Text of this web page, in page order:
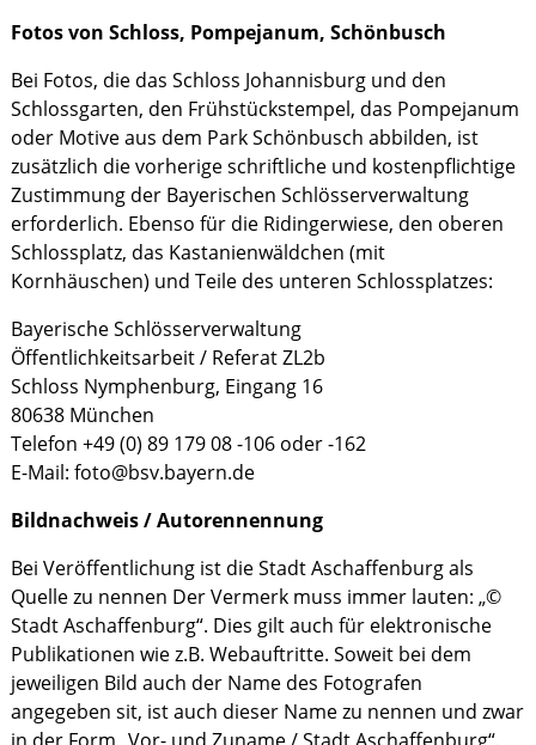
Fotos von Schloss, Pompejanum, Schönbusch
Bei Fotos, die das Schloss Johannisburg und den
Schlossgarten, den Frühstückstempel, das Pompejanum
oder Motive aus dem Park Schönbusch abbilden, ist
zusätzlich die vorherige schriftliche und kostenpflichtige
Zustimmung der Bayerischen Schlösserverwaltung
erforderlich. Ebenso für die Ridingerwiese, den oberen
Schlossplatz, das Kastanienwäldchen (mit
Kornhäuschen) und Teile des unteren Schlossplatzes:
Bayerische Schlösserverwaltung
Öffentlichkeitsarbeit / Referat ZL2b
Schloss Nymphenburg, Eingang 16
80638 München
Telefon +49 (0) 89 179 08 -106 oder -162
E-Mail: foto@bsv.bayern.de
Bildnachweis / Autorennennung
Bei Veröffentlichung ist die Stadt Aschaffenburg als
Quelle zu nennen Der Vermerk muss immer lauten: „©
Stadt Aschaffenburg“. Dies gilt auch für elektronische
Publikationen wie z.B. Webauftritte. Soweit bei dem
jeweiligen Bild auch der Name des Fotografen
angegeben sit, ist auch dieser Name zu nennen und zwar